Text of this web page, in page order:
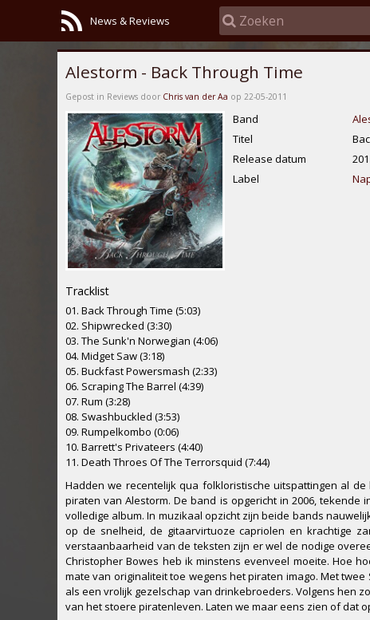
News & Reviews
Alestorm - Back Through Time
Gepost in Reviews door Chris van der Aa op 22-05-2011
Band
Titel
Release datum
Label
Tracklist
01. Back Through Time (5:03)
02. Shipwrecked (3:30)
03. The Sunk'n Norwegian (4:06)
04. Midget Saw (3:18)
05. Buckfast Powersmash (2:33)
06. Scraping The Barrel (4:39)
07. Rum (3:28)
08. Swashbuckled (3:53)
09. Rumpelkombo (0:06)
10. Barrett's Privateers (4:40)
11. Death Throes Of The Terrorsquid (7:44)
Hadden we recentelijk qua folkloristische uitspattingen al
piraten van Alestorm. De band is opgericht in 2006, tekende
volledige album. In muzikaal opzicht zijn beide bands
op de snelheid, de gitaarvirtuoze capriolen en krachtige
verstaanbaarheid van de teksten zijn er wel de nodige
Christopher Bowes heb ik minstens evenveel moeite. Hoe
mate van originaliteit toe wegens het piraten imago. Met
als een vrolijk gezelschap van drinkebroeders. Volgens hen
van het stoere piratenleven. Laten we maar eens zien of dat